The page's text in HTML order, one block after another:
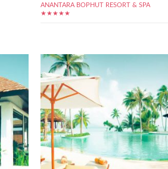
ANANTARA BOPHUT RESORT & SPA
★★★★★